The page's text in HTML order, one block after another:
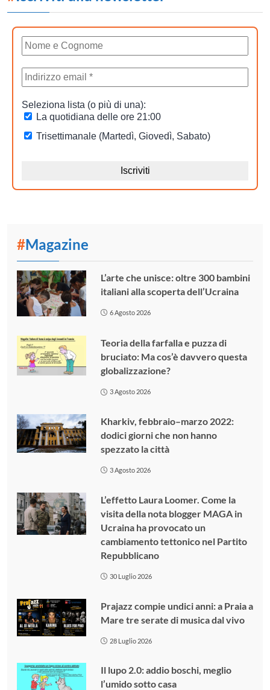
#Magazine
L’arte che unisce: oltre 300 bambini
italiani alla scoperta dell’Ucraina
6 Agosto 2026
Teoria della farfalla e puzza di
bruciato: Ma cos’è davvero questa
globalizzazione?
3 Agosto 2026
Kharkiv, febbraio–marzo 2022:
dodici giorni che non hanno
spezzato la città
3 Agosto 2026
L’effetto Laura Loomer. Come la
visita della nota blogger MAGA in
Ucraina ha provocato un
cambiamento tettonico nel Partito
Repubblicano
30 Luglio 2026
Prajazz compie undici anni: a Praia a
Mare tre serate di musica dal vivo
28 Luglio 2026
Il lupo 2.0: addio boschi, meglio
l’umido sotto casa